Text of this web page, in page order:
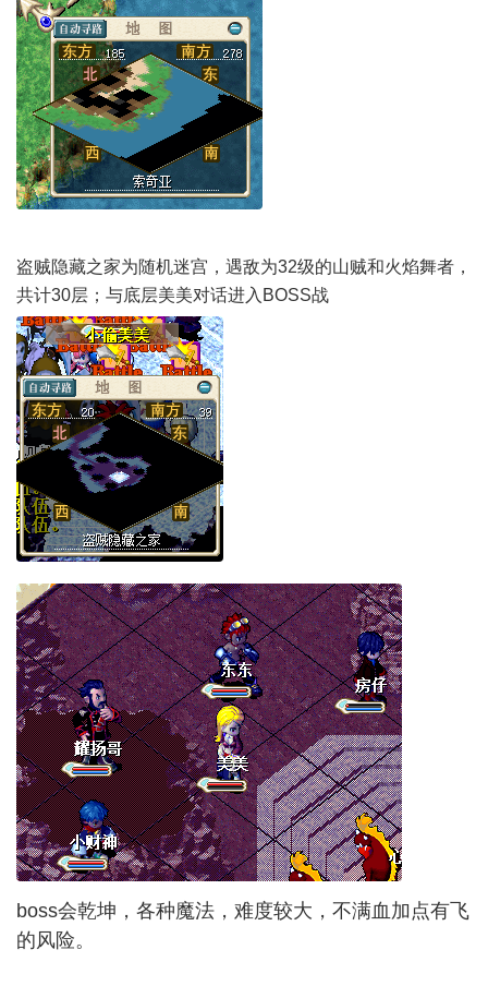
盗贼隐藏之家为随机迷宫，遇敌为32级的山贼和火焰舞者，
共计30层；与底层美美对话进入BOSS战
boss会乾坤，各种魔法，难度较大，不满血加点有飞
的风险。